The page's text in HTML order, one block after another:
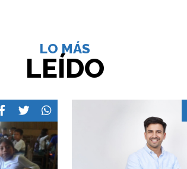
LO MÁS
LEÍDO